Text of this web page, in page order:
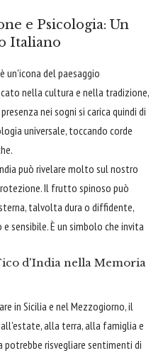
e Psicologia: Un
Italiano
un'icona del paesaggio
nella cultura e nella tradizione,
nei sogni si carica quindi di
universale, toccando corde
può rivelare molto sul nostro
Il frutto spinoso può
talvolta dura o diffidente,
sensibile. È un simbolo che invita
d'India nella Memoria
in Sicilia e nel Mezzogiorno, il
alla terra, alla famiglia e
potrebbe risvegliare sentimenti di